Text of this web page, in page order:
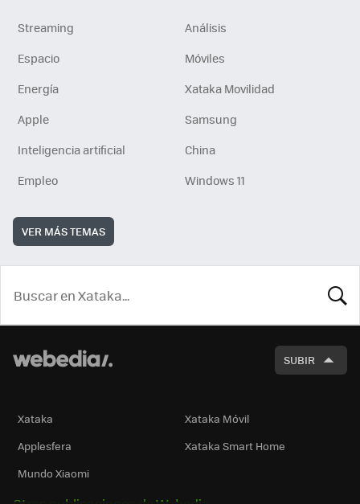
Streaming
Análisis
Espacio
Móviles
Energía
Xataka Movilidad
Apple
Samsung
Inteligencia artificial
China
Empleo
Windows 11
VER MÁS TEMAS
SUBIR
Xataka
Xataka Móvil
Applesfera
Xataka Smart Home
Mundo Xiaomi